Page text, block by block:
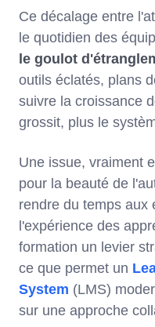
Ce décalage entre
le quotidien des
le goulot
outils éclatés, plans
suivre la croissance
grossit, plus le
Une issue, vraiment
pour la beauté de
rendre du temps aux
l'expérience des
formation un levier
ce que permet un
System (LMS)
sur une approche